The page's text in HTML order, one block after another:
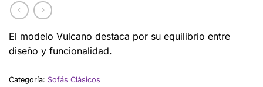
El modelo Vulcano destaca por su equilibrio entre
diseño y funcionalidad.
Categoría: Sofás Clásicos